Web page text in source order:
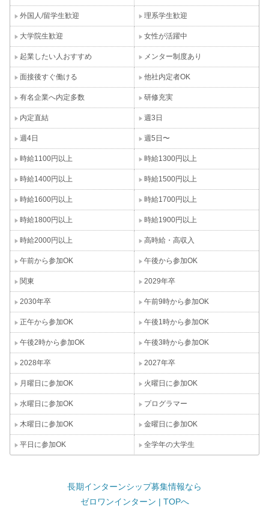
外国人/留学生歓迎 理系学生歓迎
大学院生歓迎 女性が活躍中
起業したい人おすすめ メンター制度あり
面接後すぐ働ける 他社内定者OK
有名企業へ内定多数 研修充実
内定直結 週3日
週4日 週5日〜
時給1100円以上 時給1300円以上
時給1400円以上 時給1500円以上
時給1600円以上 時給1700円以上
時給1800円以上 時給1900円以上
時給2000円以上 高時給・高収入
午前から参加OK 午後から参加OK
関東 2029年卒
2030年卒 午前9時から参加OK
正午から参加OK 午後1時から参加OK
午後2時から参加OK 午後3時から参加OK
2028年卒 2027年卒
月曜日に参加OK 火曜日に参加OK
水曜日に参加OK プログラマー
木曜日に参加OK 金曜日に参加OK
平日に参加OK 全学年の大学生
長期インターンシップ募集情報なら
ゼロワンインターン | TOPへ